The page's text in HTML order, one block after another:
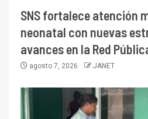
SNS fortalece atención
neonatal con nuevas
avances en la Red
agosto 7, 2026 JANET